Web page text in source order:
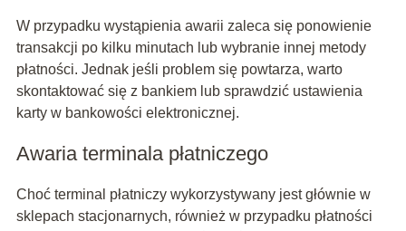
W przypadku wystąpienia awarii zaleca się ponowienie
transakcji po kilku minutach lub wybranie innej metody
płatności. Jednak jeśli problem się powtarza, warto
skontaktować się z bankiem lub sprawdzić ustawienia
karty w bankowości elektronicznej.
Awaria terminala płatniczego
Choć terminal płatniczy wykorzystywany jest głównie w
sklepach stacjonarnych, również w przypadku płatności